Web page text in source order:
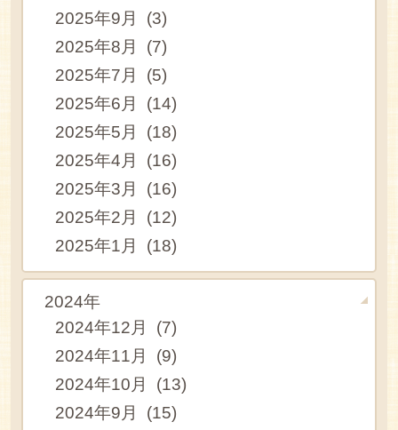
2025年9月 (3)
2025年8月 (7)
2025年7月 (5)
2025年6月 (14)
2025年5月 (18)
2025年4月 (16)
2025年3月 (16)
2025年2月 (12)
2025年1月 (18)
2024年
2024年12月 (7)
2024年11月 (9)
2024年10月 (13)
2024年9月 (15)